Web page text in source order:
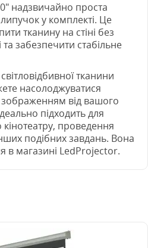
надзвичайно проста
у комплекті. Це
тканину на стіні без
забезпечити стабільне
тканини
насолоджуватися
зображенням від вашого
підходить для
проведення
подібних завдань. Вона
в магазині LedProjector.